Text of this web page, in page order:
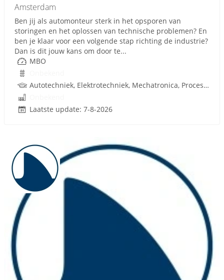
Amsterdam
Ben jij als automonteur sterk in het opsporen van
storingen en het oplossen van technische problemen? En
ben je klaar voor een volgende stap richting de industrie?
Dan is dit jouw kans om door te...
MBO
Autotechniek, Elektrotechniek, Mechatronica, Procestechniek, Werktuigbouwkunde, Metaal, Besturingstechniek, Hydrauliek, Pneumatiek, Techniek, Rijbewijs
Laatste update: 7-8-2026